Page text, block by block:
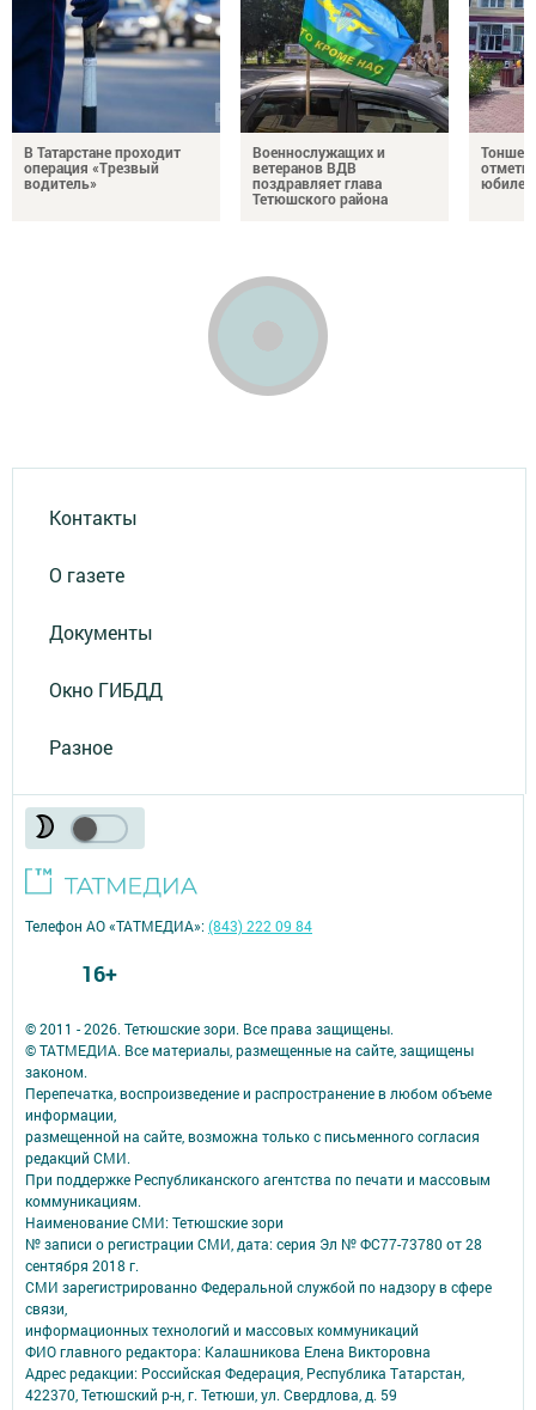
В Татарстане проходит
операция «Трезвый
водитель»
Военнослужащих и
ветеранов ВДВ
поздравляет глава
Тетюшского района
юбилей
Контакты
О газете
Документы
Окно ГИБДД
Разное
© 2011 - 2026. Тетюшские зори. Все права защищены.
© ТАТМЕДИА. Все материалы, размещенные на сайте, защищены
законом.
Перепечатка, воспроизведение и распространение в любом объеме
информации,
размещенной на сайте, возможна только с письменного согласия
редакций СМИ.
При поддержке Республиканского агентства по печати и массовым
коммуникациям.
Наименование СМИ: Тетюшские зори
№ записи о регистрации СМИ, дата: серия Эл № ФС77-73780 от 28
сентября 2018 г.
СМИ зарегистрированно Федеральной службой по надзору в сфере
связи,
информационных технологий и массовых коммуникаций
ФИО главного редактора: Калашникова Елена Викторовна
Адрес редакции: Российская Федерация, Республика Татарстан,
422370, Тетюшский р-н, г. Тетюши, ул. Свердлова, д. 59
Телефон АО «ТАТМЕДИА»:(843) 222 09 84
16+